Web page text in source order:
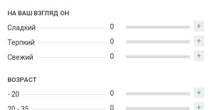
НА ВАШ ВЗГЛЯД ОН
Сладкий
Терпкий
Свежий
0 +
0 +
0 +
ВОЗРАСТ
- 20
0 +
0 +